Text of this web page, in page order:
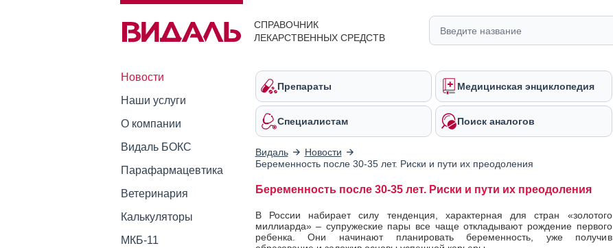
СПРАВОЧНИК
ЛЕКАРСТВЕННЫХ СРЕДСТВ
Новости
Наши услуги
О компании
Видаль БОКС
Парафармацевтика
Ветеринария
Калькуляторы
МКБ-11
Препараты Медицинская энциклопедия
Специалистам Поиск аналогов
Видаль
Новости
Беременность после 30-35 лет. Риски и пути их преодоления
Беременность после 30-35 лет. Риски и пути их преодоления
В России набирает силу тенденция, характерная для стран «золотого
миллиарда» – супружеские пары все чаще откладывают рождение первого
ребенка. Они начинают планировать беременность, уже получив